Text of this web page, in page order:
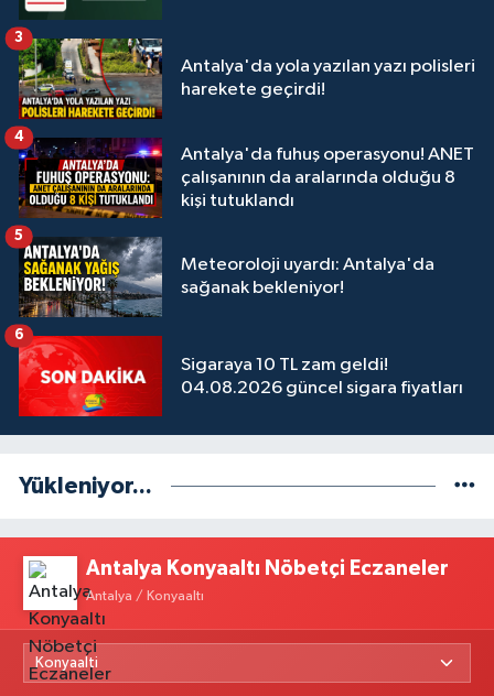
Antalya'da yola yazılan yazı polisleri
harekete geçirdi!
3
Antalya'da fuhuş operasyonu! ANET
çalışanının da aralarında olduğu 8
kişi tutuklandı
4
Meteoroloji uyardı: Antalya'da
sağanak bekleniyor!
5
Sigaraya 10 TL zam geldi!
04.08.2026 güncel sigara fiyatları
6
Yükleniyor...
Antalya Konyaaltı Nöbetçi Eczaneler
Antalya / Konyaaltı